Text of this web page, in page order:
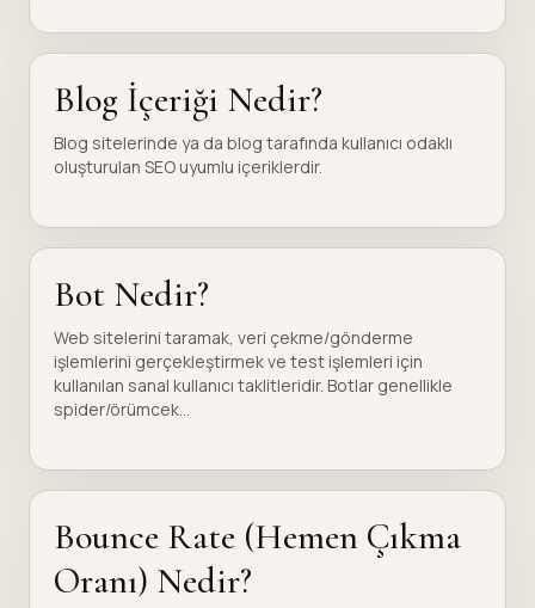
Blog İçeriği Nedir?
Blog sitelerinde ya da blog tarafında kullanıcı odaklı
oluşturulan SEO uyumlu içeriklerdir.
Bot Nedir?
Web sitelerini taramak, veri çekme/gönderme
işlemlerini gerçekleştirmek ve test işlemleri için
kullanılan sanal kullanıcı taklitleridir. Botlar genellikle
spider/örümcek...
Bounce Rate (Hemen Çıkma
Oranı) Nedir?